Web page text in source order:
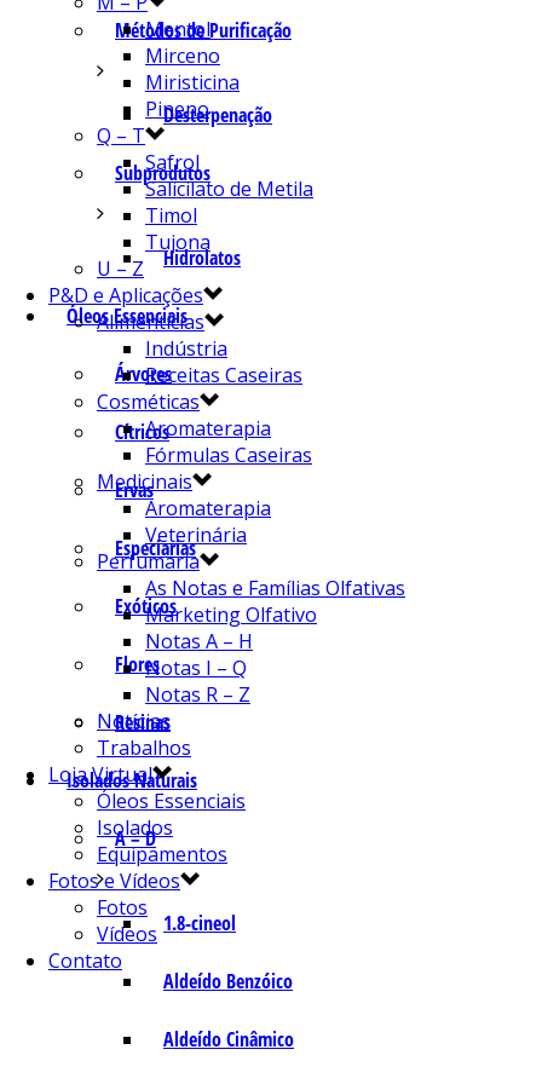
Métodos de Purificação
Desterpenação
Subprodutos
Hidrolatos
Óleos Essenciais
Árvores
Cítricos
Ervas
Especiarias
Exóticos
Flores
Resinas
Isolados Naturais
A – D
1.8-cineol
Aldeído Benzóico
Aldeído Cinâmico
Mentol
Mirceno
Miristicina
Pineno
Q – T
Safrol
Salicilato de Metila
Timol
Tujona
U – Z
P&D e Aplicações
Alimentícias
Indústria
Receitas Caseiras
Cosméticas
Aromaterapia
Fórmulas Caseiras
Medicinais
Aromaterapia
Veterinária
Perfumaria
As Notas e Famílias Olfativas
Marketing Olfativo
Notas A – H
Notas I – Q
Notas R – Z
Notícias
Trabalhos
Loja Virtual
Óleos Essenciais
Isolados
Equipamentos
Fotos e Vídeos
Fotos
Vídeos
Contato